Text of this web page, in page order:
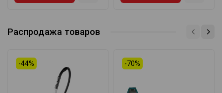
Распродажа товаров
-44% -70%